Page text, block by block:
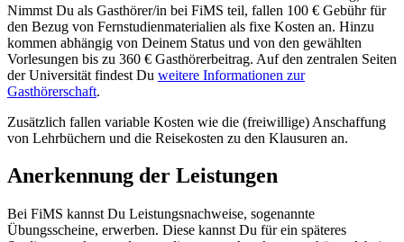
Nimmst Du als Gasthörer/in bei FiMS teil, fallen 100 € Gebühr für
den Bezug von Fernstudienmaterialien als fixe Kosten an. Hinzu
kommen abhängig von Deinem Status und von den gewählten
Vorlesungen bis zu 360 € Gasthörerbeitrag. Auf den zentralen Seiten
der Universität findest Du weitere Informationen zur
Gasthörerschaft.
Zusätzlich fallen variable Kosten wie die (freiwillige) Anschaffung
von Lehrbüchern und die Reisekosten zu den Klausuren an.
Anerkennung der Leistungen
Bei FiMS kannst Du Leistungsnachweise, sogenannte
Übungsscheine, erwerben. Diese kannst Du für ein späteres